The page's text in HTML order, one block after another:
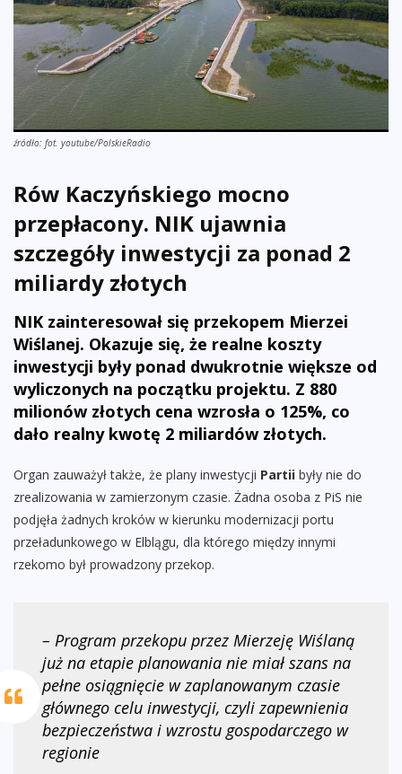
źródło: fot. youtube/PolskieRadio
Rów Kaczyńskiego mocno
przepłacony. NIK ujawnia
szczegóły inwestycji za ponad 2
miliardy złotych
NIK zainteresował się przekopem Mierzei
Wiślanej. Okazuje się, że realne koszty
inwestycji były ponad dwukrotnie większe od
wyliczonych na początku projektu. Z 880
milionów złotych cena wzrosła o 125%, co
dało realny kwotę 2 miliardów złotych.
Organ zauważył także, że plany inwestycji Partii były nie do
zrealizowania w zamierzonym czasie. Żadna osoba z PiS nie
podjęła żadnych kroków w kierunku modernizacji portu
przeładunkowego w Elblągu, dla którego między innymi
rzekomo był prowadzony przekop.
– Program przekopu przez Mierzeję Wiślaną
już na etapie planowania nie miał szans na
pełne osiągnięcie w zaplanowanym czasie
głównego celu inwestycji, czyli zapewnienia
bezpieczeństwa i wzrostu gospodarczego w
regionie